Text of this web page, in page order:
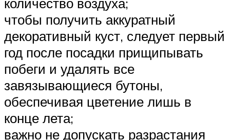
чтобы получить аккуратный
декоративный куст, следует первый
год после посадки прищипывать
побеги и удалять все
завязывающиеся бутоны,
обеспечивая цветение лишь в
конце лета;
важно не допускать разрастания